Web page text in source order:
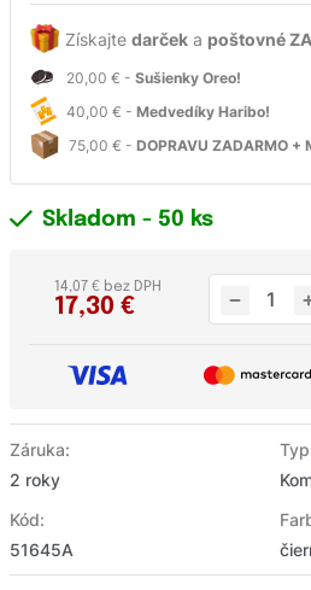
Získajte darček a poštovné
20,00 € - Sušienky Oreo!
40,00 € - Medvedíky Haribo!
75,00 € - DOPRAVU ZADARMO
Záruka:
2 roky
Kód:
51645A
Skladom - 50 ks
17,30 €
14,07 € bez DPH